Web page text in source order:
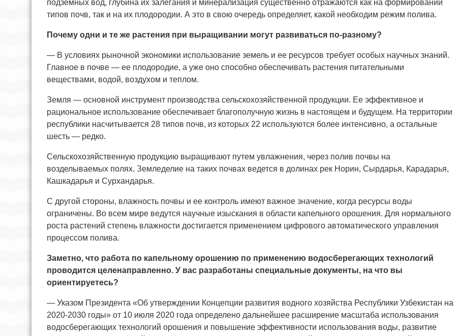
подземных вод, глубина их залегания и минерализация существенно отражаются как на формировании
типов почв, так и на их плодородии. А это в свою очередь определяет, какой необходим режим полива.
Почему одни и те же растения при выращивании могут развиваться по-разному?
— В условиях рыночной экономики использование земель и ее ресурсов требует особых научных знаний.
Главное в почве — ее плодородие, а уже оно способно обеспечивать растения питательными
веществами, водой, воздухом и теплом.
Земля — основной инструмент производства сельскохозяйственной продукции. Ее эффективное и
рациональное использование обес­печивает благополучную жизнь в настоящем и будущем. На территории
республики насчитывается 28 типов почв, из которых 22 используются более интенсивно, а остальные
шесть — редко.
Сельскохозяйственную продукцию выращивают путем увлажнения, через полив почвы на
возделываемых полях. Земледелие на таких почвах ведется в долинах рек Норин, Сырдарья, Карадарья,
Кашкадарья и Сурхандарья.
С другой стороны, влажность почвы и ее контроль имеют важное значение, когда ресурсы воды
ограничены. Во всем мире ведутся научные изыскания в области капельного орошения. Для нормального
роста растений степень влажности достигается применением цифрового автоматического управления
процессом полива.
Заметно, что работа по капельному орошению по применению водосберегающих технологий
проводится целенаправленно. У вас разработаны специальные документы, на что вы
ориентируетесь?
— Указом Президента «Об утверждении Концепции развития водного хозяйства Республики Узбекистан на
2020-2030 годы» от 10 июля 2020 года определено дальнейшее расширение масштаба использования
водосберегающих технологий орошения и повышение эффективности использования воды, развитие